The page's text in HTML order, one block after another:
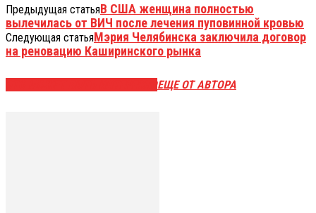
Предыдущая статьяВ США женщина полностью
вылечилась от ВИЧ после лечения пуповинной кровью
Следующая статьяМэрия Челябинска заключила договор
на реновацию Каширинского рынка
ЕЩЕ ОТ АВТОРА